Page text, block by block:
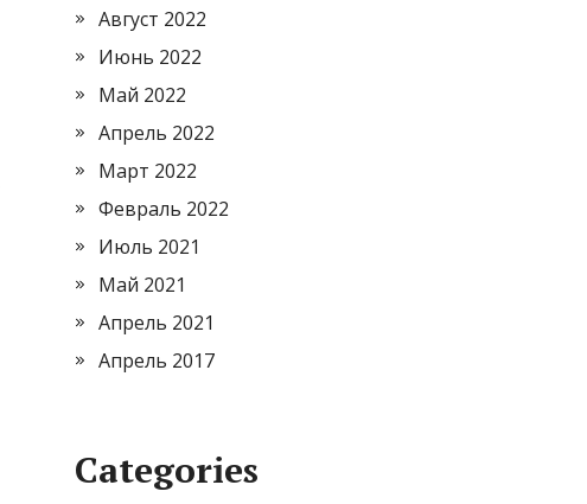
Август 2022
Июнь 2022
Май 2022
Апрель 2022
Март 2022
Февраль 2022
Июль 2021
Май 2021
Апрель 2021
Апрель 2017
Categories